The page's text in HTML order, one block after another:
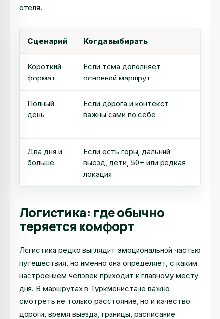
отеля.
Сценарий Когда выбирать
Короткий
формат
Если тема дополняет
основной маршрут
Полный
день
Если дорога и контекст
важны сами по себе
Два дня и
больше
Если есть горы, дальний
выезд, дети, 50+ или редкая
локация
Логистика: где обычно
теряется комфорт
Логистика редко выглядит эмоциональной частью
путешествия, но именно она определяет, с каким
настроением человек приходит к главному месту
дня. В маршрутах в Туркменистане важно
смотреть не только расстояние, но и качество
дороги, время выезда, границы, расписание